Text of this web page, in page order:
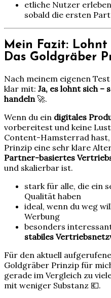
etliche Nutzer
sobald die ersten
Mein Fazit:
Das Goldgräber
Nach meinem eigenen
klar mit: Ja, es lohnt sich –
handeln 🚀.
Wenn du ein digitales
vorbereitest und keine
Content-Hamsterrad
Prinzip eine sehr klare
Partner-basiertes
und skalierbar ist.
stark für alle, die ein
Qualität haben
ideal, wenn du weg
Werbung
besonders
stabiles
Für den aktuell
Goldgräber Prinzip für
gerade im Vergleich zu
mit weniger Substanz 💶.